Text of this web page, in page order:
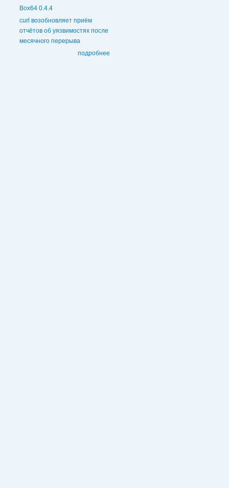
Box64 0.4.4
curl возобновляет приём
отчётов об уязвимостях после
месячного перерыва
подробнее